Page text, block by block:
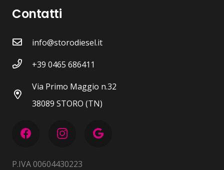
Contatti
info@storodiesel.it
+39 0465 686411
Via Primo Maggio n.32
38089 STORO (TN)
P.IVA 00604430223